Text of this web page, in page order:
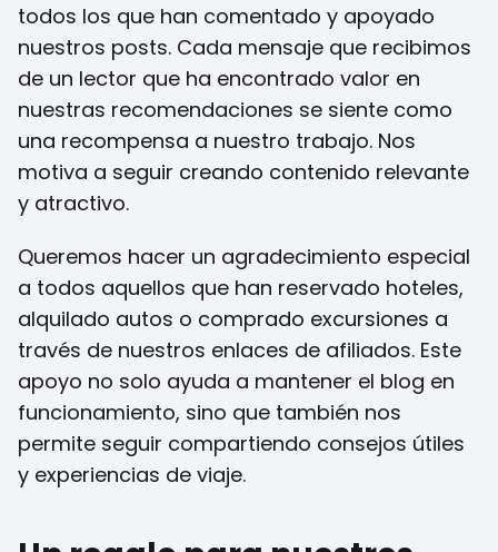
todos los que han comentado y apoyado
nuestros posts. Cada mensaje que recibimos
de un lector que ha encontrado valor en
nuestras recomendaciones se siente como
una recompensa a nuestro trabajo. Nos
motiva a seguir creando contenido relevante
y atractivo.
Queremos hacer un agradecimiento especial
a todos aquellos que han reservado hoteles,
alquilado autos o comprado excursiones a
través de nuestros enlaces de afiliados. Este
apoyo no solo ayuda a mantener el blog en
funcionamiento, sino que también nos
permite seguir compartiendo consejos útiles
y experiencias de viaje.